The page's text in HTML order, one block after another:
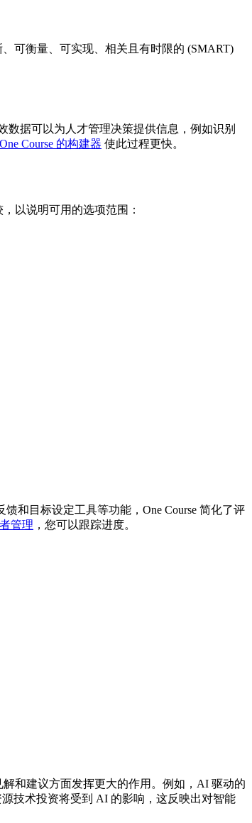
可衡量、可实现、相关且有时限的 (SMART)
据可以为人才管理决策提供信息，例如识别
One Course 的构建器 使此过程更快。
以说明可用的选项范围：
和目标设定工具等功能，One Course 简化了评
管理 ，您可以跟踪进度。
和建议方面发挥更大的作用。例如，AI 驱动的
技术投资将受到 AI 的影响，这反映出对智能